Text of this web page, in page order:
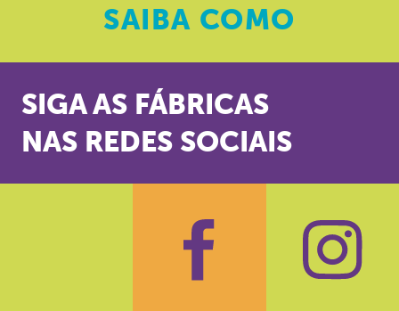
SAIBA COMO
SIGA AS FÁBRICAS
NAS REDES SOCIAIS